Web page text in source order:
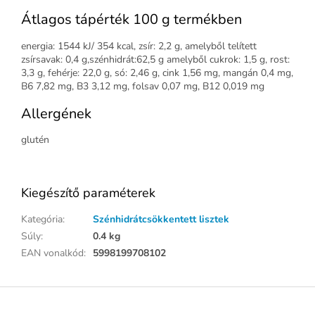
Átlagos tápérték 100 g termékben
energia: 1544 kJ/ 354 kcal, zsír: 2,2 g, amelyből telített
zsírsavak: 0,4 g,szénhidrát:62,5 g amelyből cukrok: 1,5 g, rost:
3,3 g, fehérje: 22,0 g, só: 2,46 g, cink 1,56 mg, mangán 0,4 mg,
B6 7,82 mg, B3 3,12 mg, folsav 0,07 mg, B12 0,019 mg
Allergének
glutén
Kiegészítő paraméterek
Kategória:
Szénhidrátcsökkentett lisztek
Súly:
0.4 kg
EAN vonalkód: 5998199708102
L